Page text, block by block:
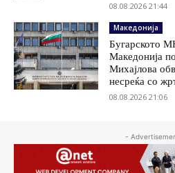
08.08.2026 21:44
Македонија
Бугарското
Македонија
Михајлова
несреќа со
08.08.2026 21:06
-